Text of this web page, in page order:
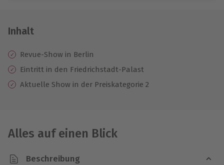
Jeder Gutschein für alle Erlebnisse einlösbar.
10 Jahre gültig & verlängerbar.
Inhalt
Revue-Show in Berlin
Eintritt in den Friedrichstadt-Palast
Aktuelle Show in der Preiskategorie 2
Alles auf einen Blick
Beschreibung